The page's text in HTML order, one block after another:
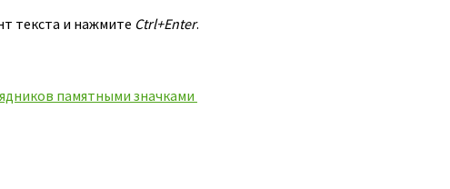
текста и нажмите Ctrl+Enter.
памятными значками